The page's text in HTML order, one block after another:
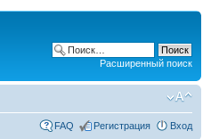
Расширенный поиск
FAQ Регистрация Вход